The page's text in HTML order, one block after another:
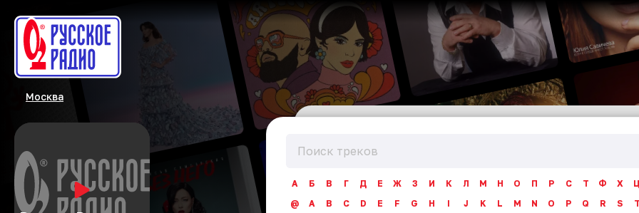
Москва
А Б В Г Д Е Ж З И К Л М Н О П Р С Т Ф Х
@
A B C D E F G H I J K L M N O P Q R S